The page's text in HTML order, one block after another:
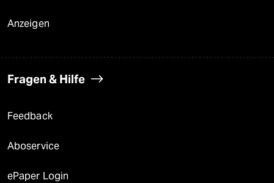
Anzeigen
Fragen & Hilfe
Feedback
Aboservice
ePaper Login